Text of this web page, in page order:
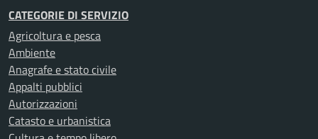
CATEGORIE DI SERVIZIO
Agricoltura e pesca
Ambiente
Anagrafe e stato civile
Appalti pubblici
Autorizzazioni
Catasto e urbanistica